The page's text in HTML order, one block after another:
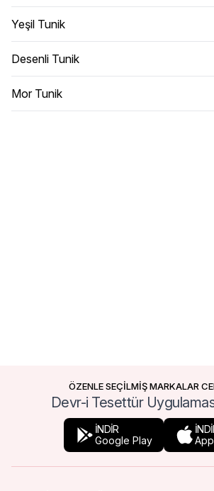
Yeşil Tunik
Desenli Tunik
Mor Tunik
ÖZENLE SEÇİLMİŞ MARKALAR
Devr-i Tesettür
İNDİR
Google Play